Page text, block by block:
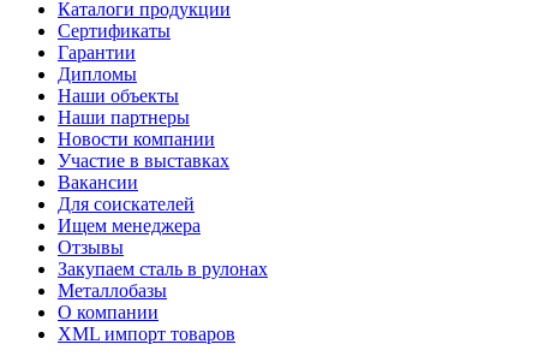
Каталоги продукции
Сертификаты
Гарантии
Дипломы
Наши объекты
Наши партнеры
Новости компании
Участие в выставках
Вакансии
Для соискателей
Ищем менеджера
Отзывы
Закупаем сталь в рулонах
Металлобазы
О компании
XML импорт товаров